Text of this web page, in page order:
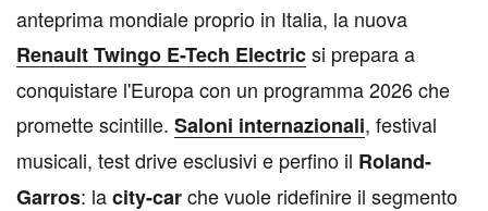
anteprima mondiale proprio in Italia, la nuova
Renault Twingo E-Tech Electricsi prepara a
conquistare l'Europa con un programma 2026 che
promette scintille. Saloni internazionali, festival
musicali, test drive esclusivi e perfino il Roland-
Garros: lacity-carche vuole ridefinire il segmento